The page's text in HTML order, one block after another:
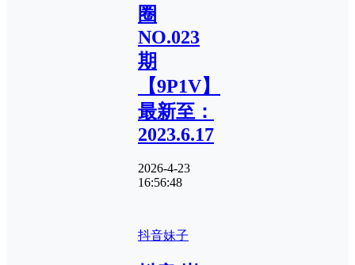
圈
NO.023
期
【9P1V】
最新至：
2023.6.17
2026-4-23
16:56:48
抖音妹子